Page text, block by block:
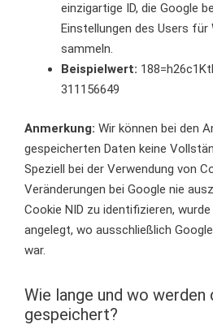
einzigartige ID, die Google
Einstellungen des Users für
sammeln.
Beispielwert:
311156649
Anmerkung: Wir können bei den
gespeicherten Daten keine
Speziell bei der Verwendung von
Veränderungen bei Google nie
Cookie NID zu identifizieren,
angelegt, wo ausschließlich
war.
Wie lange und wo werden
gespeichert?